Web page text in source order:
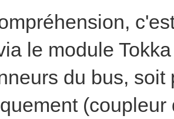
le module
du bus,